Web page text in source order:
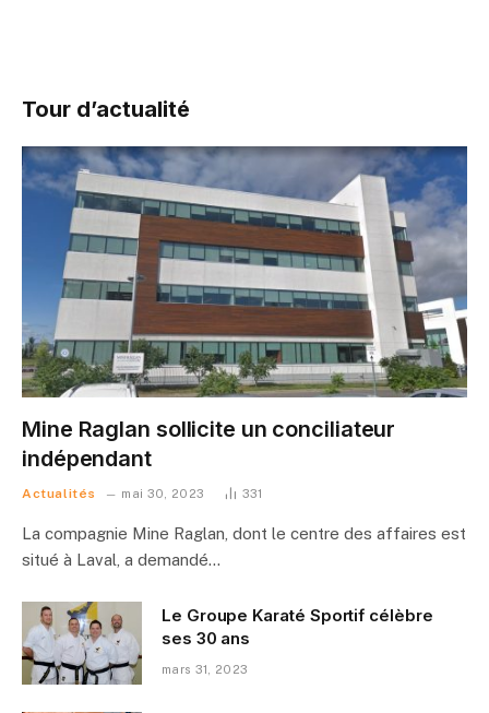
Tour d’actualité
Mine Raglan sollicite un conciliateur
indépendant
Actualités mai 30, 2023 331
La compagnie Mine Raglan, dont le centre des affaires est
situé à Laval, a demandé…
Le Groupe Karaté Sportif célèbre
ses 30 ans
mars 31, 2023